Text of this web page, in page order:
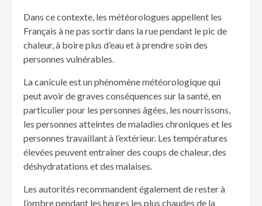
Dans ce contexte, les météorologues appellent les
Français à ne pas sortir dans la rue pendant le pic de
chaleur, à boire plus d’eau et à prendre soin des
personnes vulnérables.
La canicule est un phénomène météorologique qui
peut avoir de graves conséquences sur la santé, en
particulier pour les personnes âgées, les nourrissons,
les personnes atteintes de maladies chroniques et les
personnes travaillant à l’extérieur. Les températures
élevées peuvent entraîner des coups de chaleur, des
déshydratations et des malaises.
Les autorités recommandent également de rester à
l’ombre pendant les heures les plus chaudes de la